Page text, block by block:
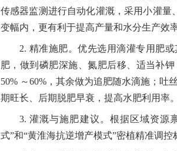
传感器监测进行自动化灌溉，采用小灌
变幅内，更有利于提高产量和水分生产效率
2. 精准施肥。优先选用滴灌专用肥
肥，做到磷肥深施、氮肥后移、适当补
50% ～60% ，其余做为追肥随水滴施；吐
期旺长、后期脱肥早衰，提高水肥利用率。
3.灌溉与施肥建议。根据区域资源
式”和“黄淮海抗逆增产模式”密植精准调控